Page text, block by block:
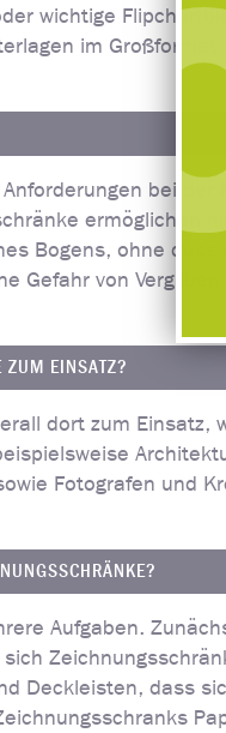
wichtige
im
bei
ermöglichen
Bogens, ohne
Gefahr von Vergilben
ZUM EINSATZ?
dort zum
Fotografen und
Aufgaben.
Deckleisten, dass